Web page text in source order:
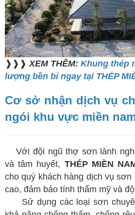
❱❱❱ XEM THÊM: Khung thép
lượng bền bỉ ngay tại THÉP
Cơ sở nhận dịch vụ
ngói khu vực miền
Với đội ngũ thợ sơn lành
và tâm huyết, THÉP MIỀN
cho quý khách hàng dịch vụ
cao, đảm bảo tính thẩm mỹ và
Sử dụng các loại sơn